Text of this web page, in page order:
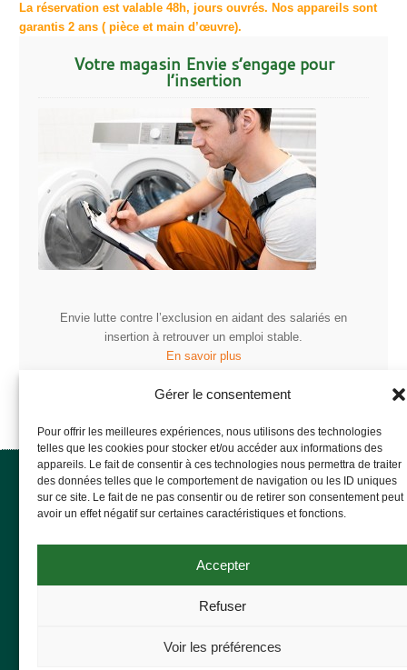
Gérer le consentement
Pour offrir les meilleures expériences, nous utilisons des technologies
telles que les cookies pour stocker et/ou accéder aux informations des
appareils. Le fait de consentir à ces technologies nous permettra de traiter
des données telles que le comportement de navigation ou les ID uniques
sur ce site. Le fait de ne pas consentir ou de retirer son consentement peut
avoir un effet négatif sur certaines caractéristiques et fonctions.
Accepter
Refuser
Voir les préférences
La réservation est valable 48h, jours ouvrés. Nos appareils sont
garantis 2 ans ( pièce et main d’œuvre).
Votre magasin Envie s’engage pour
l’insertion
Envie lutte contre l’exclusion en aidant des salariés en
insertion à retrouver un emploi stable.
En savoir plus
Envie Haute Alsace
58 avenue de Belgique
Mentions légales